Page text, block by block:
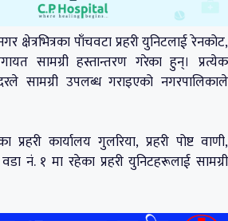
पाँचवटा प्रहरी युनिटलाई रेनकोट,
सामग्री हस्तान्तरण गरेका हुन्। प्रत्येक
सामग्री उपलब्ध गराइएको नगरपालिकाले
प्रहरी कार्यालय गुलरिया, प्रहरी पोष्ट वाणी,
नं. १ मा रहेका प्रहरी युनिटहरूलाई सामग्री